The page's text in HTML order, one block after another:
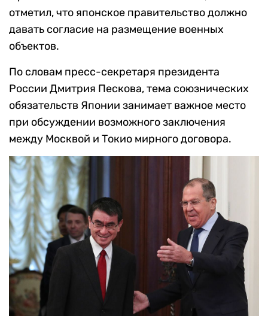
отметил, что японское правительство должно
давать согласие на размещение военных
объектов.
По словам пресс-секретаря президента
России Дмитрия Пескова, тема союзнических
обязательств Японии занимает важное место
при обсуждении возможного заключения
между Москвой и Токио мирного договора.